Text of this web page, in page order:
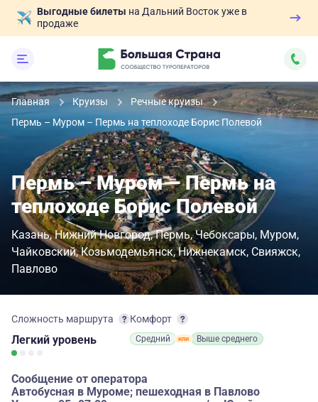
Выгодные билеты на Дальний Восток уже в
продаже
Главная Круизы
Речные круизы
Пермь – Муром – Пермь на теплоходе Борис Полевой
Пермь – Муром – Пермь на
теплоходе Борис Полевой
Казань Нижний Новгород Пермь Чебоксары Муром
Чайковский Козьмодемьянск Нижнекамск Свияжск
Павлово
Сложность маршрута
Легкий уровень
Комфорт
Средний Выше среднего
Сообщение от оператора
Автобусная в Муроме; пешеходная в Павлово